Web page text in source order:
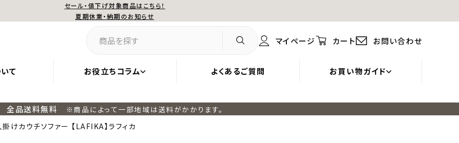
セール・値下げ対象商品はこちら！
夏期休業・納期のお知らせ
マイページ カート お問い合わせ
全品送料無料
※商品によって一部地域は送料がかかります。
けカウチソファー 【LAFIKA】ラフィカ